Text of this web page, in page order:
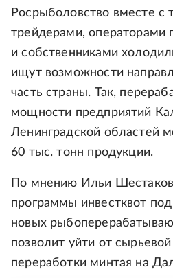
Росрыболовство вместе с
трейдерами, операторами
и собственниками
ищут возможности
часть страны. Так,
мощности предприятий
Ленинградской областей
60 тыс. тонн продукции.
По мнению Ильи
программы инвестквот
новых
позволит уйти от
переработки минтая на